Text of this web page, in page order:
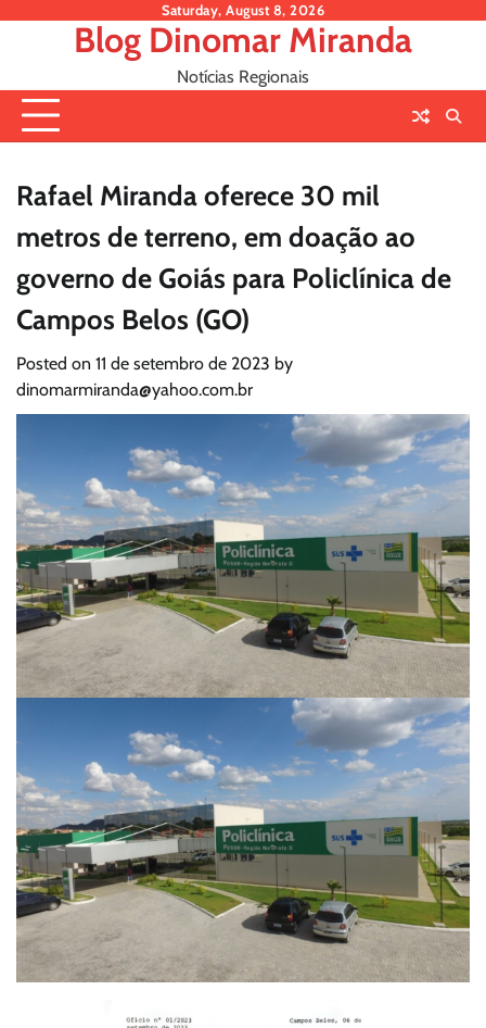
Saturday, August 8, 2026
Blog Dinomar Miranda
Notícias Regionais
Rafael Miranda oferece 30 mil
metros de terreno, em doação ao
governo de Goiás para Policlínica de
Campos Belos (GO)
Posted on 11 de setembro de 2023 by
dinomarmiranda@yahoo.com.br